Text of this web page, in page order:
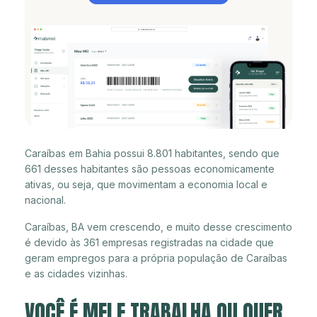
Caraíbas em Bahia possui 8.801 habitantes, sendo que
661 desses habitantes são pessoas economicamente
ativas, ou seja, que movimentam a economia local e
nacional.
Caraíbas, BA vem crescendo, e muito desse crescimento
é devido às 361 empresas registradas na cidade que
geram empregos para a própria população de Caraíbas
e as cidades vizinhas.